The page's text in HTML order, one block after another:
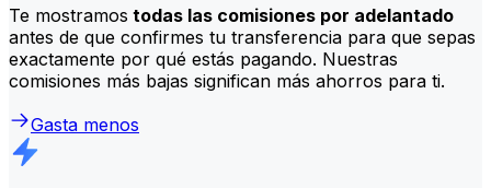
Te mostramos todas las comisiones por adelantado
antes de que confirmes tu transferencia para que sepas
exactamente por qué estás pagando. Nuestras
comisiones más bajas significan más ahorros para ti.
Gasta menos